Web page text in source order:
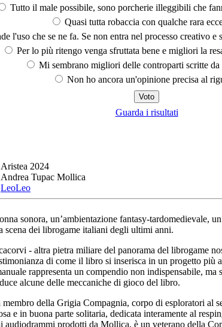
Tutto il male possibile, sono porcherie illeggibili che
Quasi tutta robaccia con qualche rara
l'uso che se ne fa. Se non entra nel processo creativo
Per lo più ritengo venga sfruttata bene e migliori la
Mi sembrano migliori delle controparti scritte da
Non ho ancora un'opinione precisa al
Guarda i risultati
Aristea 2024
Andrea Tupac Mollica
LeoLeo
sonora, un’ambientazione fantasy-tardomedievale,
dei librogame italiani degli ultimi anni.
- altra pietra miliare del panorama del librogame
di come il libro si inserisca in un progetto
rappresenta un compendio non indispensabile,
alcune delle meccaniche di gioco del libro.
della Grigia Compagnia, corpo di esploratori al
e in buona parte solitaria, dedicata interamente al
prodotti da Mollica, è un veterano della